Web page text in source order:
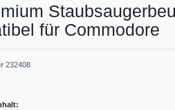
für Commodore
232408